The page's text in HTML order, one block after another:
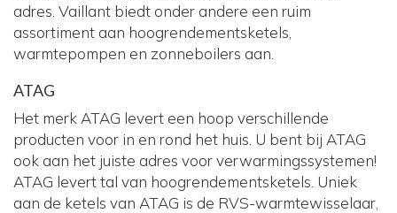
adres. Vaillant biedt onder andere een ruim
assortiment aan hoogrendementsketels,
warmtepompen en zonneboilers aan.
ATAG
Het merk ATAG levert een hoop verschillende
producten voor in en rond het huis. U bent bij ATAG
ook aan het juiste adres voor verwarmingssystemen!
ATAG levert tal van hoogrendementsketels. Uniek
aan de ketels van ATAG is de RVS-warmtewisselaar,